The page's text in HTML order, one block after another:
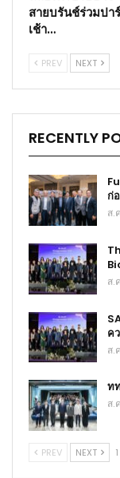
สายบรันช์ร่วมปา
เช้า…
PREV NEXT
RECENTLY
ก่
ส.
ส.
ค
ส.
ท
ส.
PREV NEXT